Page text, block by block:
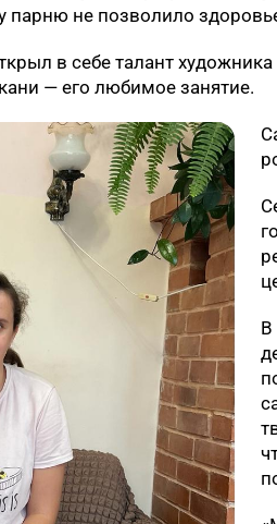
парню не позволило
в себе талант
— его любимое занятие.
В